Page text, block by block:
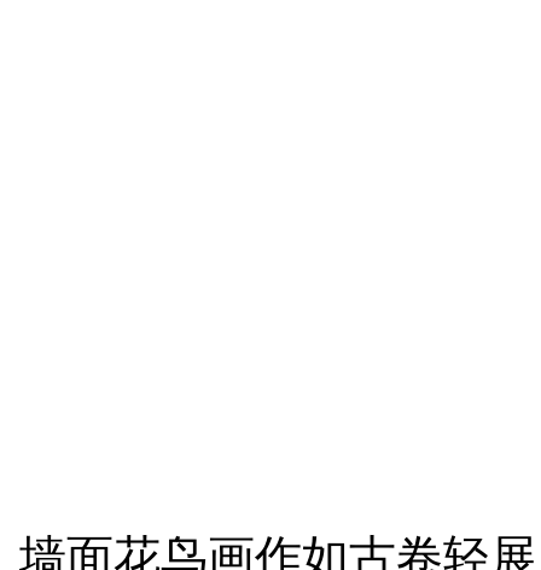
墙面花鸟画作如古卷轻